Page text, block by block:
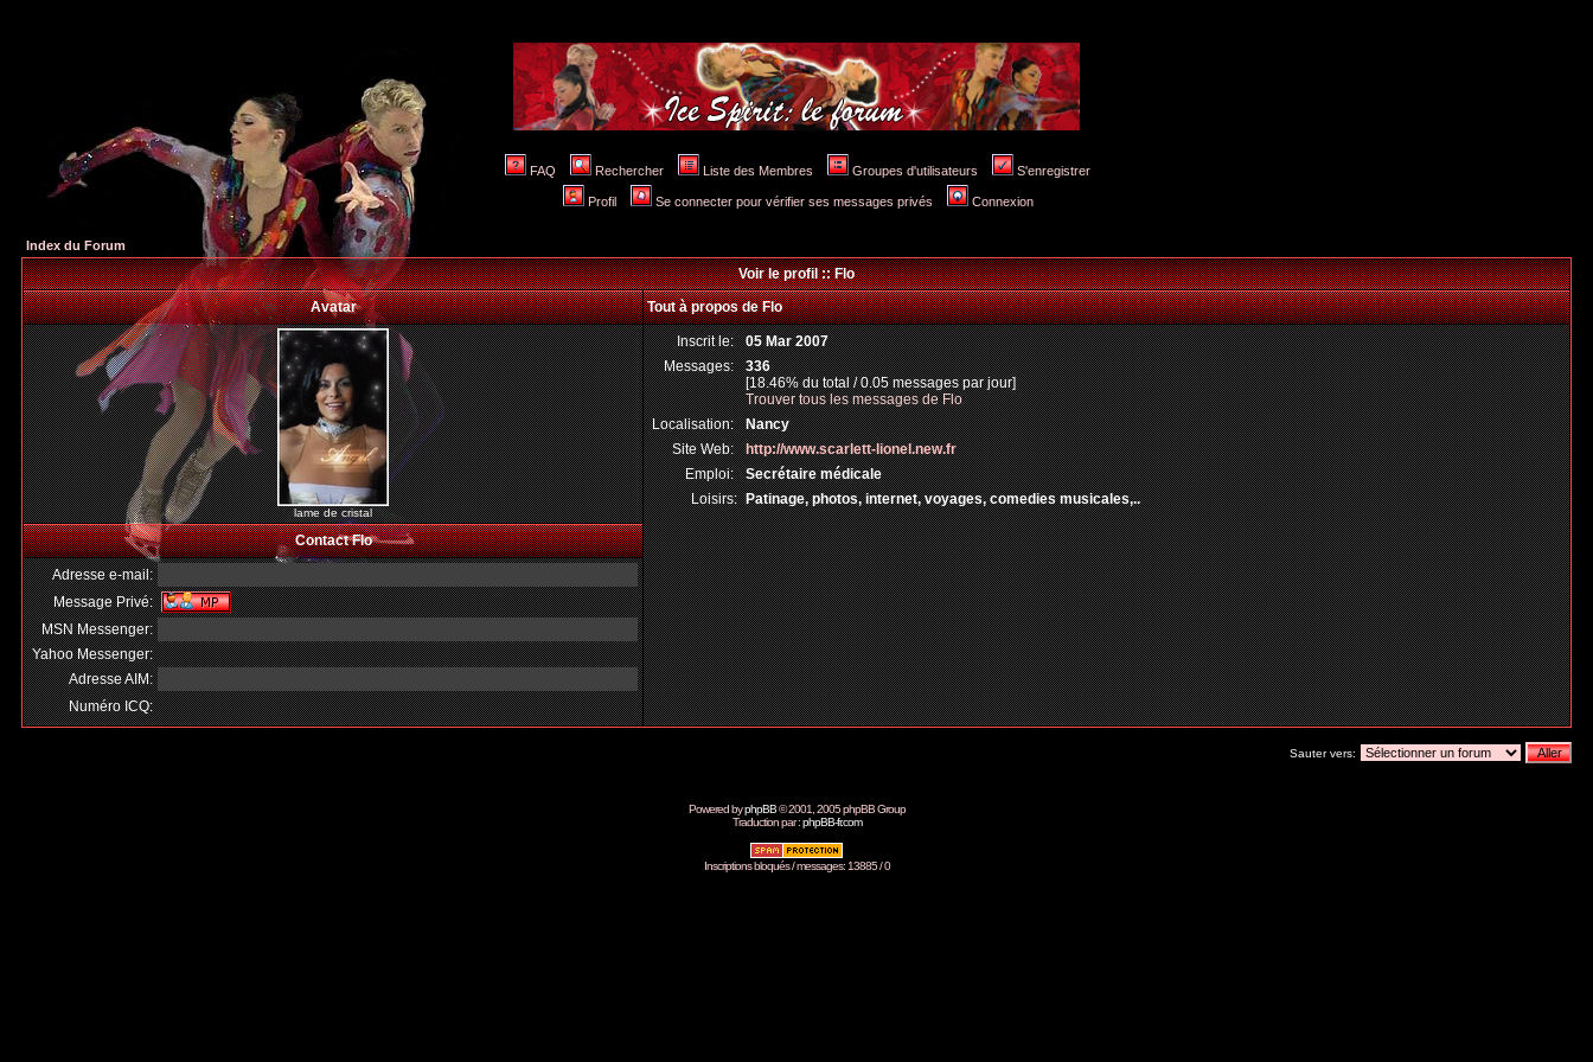
FAQ Rechercher Liste des Membres Groupes d'utilisateurs S'enregistrer
Profil Se connecter pour vérifier ses messages privés Connexion
Index du Forum
Voir le profil :: Flo
Avatar
Tout à propos de Flo
lame de cristal
Inscrit le: 05 Mar 2007
Messages: 336
[18.46% du total / 0.05 messages par jour]
Trouver tous les messages de Flo
Localisation: Nancy
Site Web: http://www.scarlett-lionel.new.fr
Emploi: Secrétaire médicale
Loisirs: Patinage, photos, internet, voyages, comedies musicales,..
Contact Flo
Adresse e-mail:
Message Privé:
MSN Messenger:
Yahoo Messenger:
Adresse AIM:
Numéro ICQ:
Sauter vers:
Powered byphpBB© 2001, 2005 phpBB Group
Traduction par :phpBB-fr.com
Inscriptions bloqués / messages: 13885 / 0